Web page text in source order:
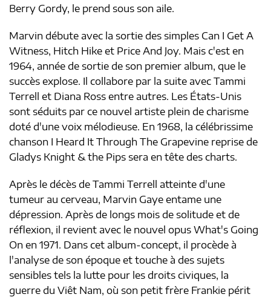
Berry Gordy, le prend sous son aile.
Marvin débute avec la sortie des simples Can I Get A
Witness, Hitch Hike et Price And Joy. Mais c'est en
1964, année de sortie de son premier album, que le
succès explose. Il collabore par la suite avec Tammi
Terrell et Diana Ross entre autres. Les États-Unis
sont séduits par ce nouvel artiste plein de charisme
doté d'une voix mélodieuse. En 1968, la célébrissime
chanson I Heard It Through The Grapevine reprise de
Gladys Knight & the Pips sera en tête des charts.
Après le décès de Tammi Terrell atteinte d'une
tumeur au cerveau, Marvin Gaye entame une
dépression. Après de longs mois de solitude et de
réflexion, il revient avec le nouvel opus What's Going
On en 1971. Dans cet album-concept, il procède à
l'analyse de son époque et touche à des sujets
sensibles tels la lutte pour les droits civiques, la
guerre du Viêt Nam, où son petit frère Frankie périt